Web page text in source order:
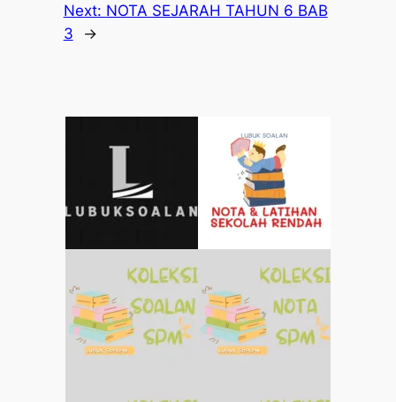
Next: NOTA SEJARAH TAHUN 6 BAB
3
→